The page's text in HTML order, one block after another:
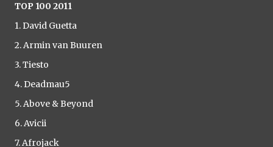
TOP 100 2011
1. David Guetta
2. Armin van Buuren
3. Tiesto
4. Deadmau5
5. Above & Beyond
6. Avicii
7. Afrojack